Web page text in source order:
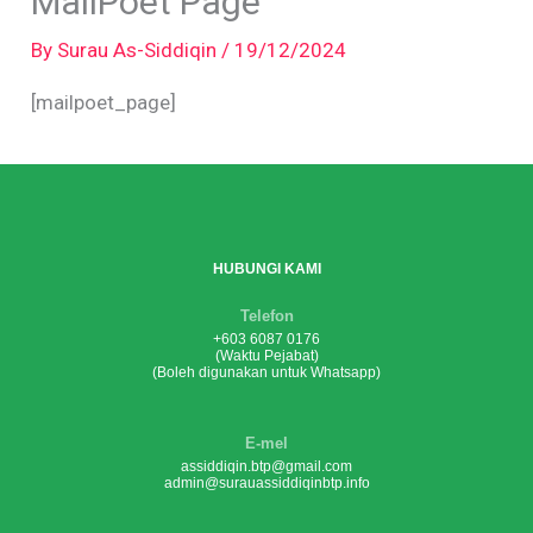
By Surau As-Siddiqin/ 19/12/2024
[mailpoet_page]
HUBUNGI KAMI
Telefon
+603 6087 0176
(Waktu Pejabat)
(Boleh digunakan untuk Whatsapp)
E-mel
assiddiqin.btp@gmail.com
admin@surauassiddiqinbtp.info